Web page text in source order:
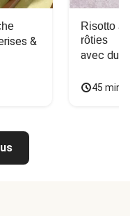
&
Risotto
rôties
avec du
45